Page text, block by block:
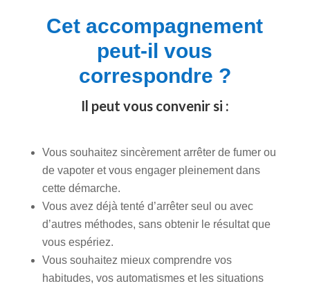
Cet accompagnement
peut-il vous
correspondre ?
Il peut vous convenir si :
Vous souhaitez sincèrement arrêter de fumer ou
de vapoter et vous engager pleinement dans
cette démarche.
Vous avez déjà tenté d’arrêter seul ou avec
d’autres méthodes, sans obtenir le résultat que
vous espériez.
Vous souhaitez mieux comprendre vos
habitudes, vos automatismes et les situations